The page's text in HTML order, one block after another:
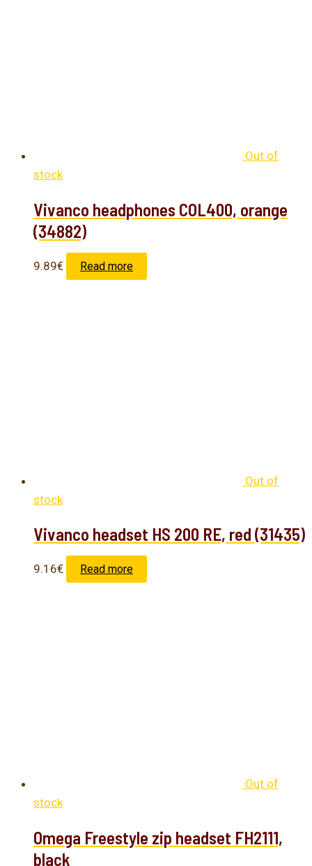
Out of
stock
Vivanco headphones COL400, orange
(34882)
9.89€ Read more
Out of
stock
Vivanco headset HS 200 RE, red (31435)
9.16€ Read more
Out of
stock
Omega Freestyle zip headset FH2111,
black